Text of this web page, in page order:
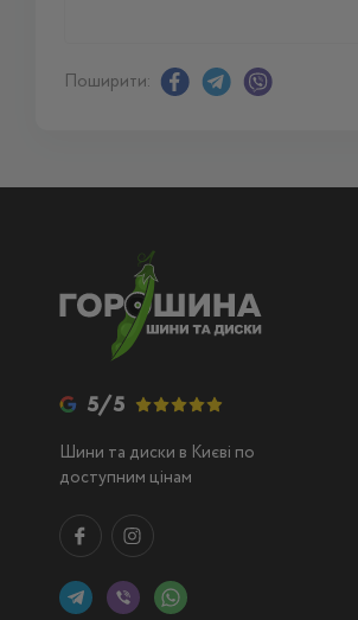
Поширити:
5/5
Шини та диски в Києві по
доступним цінам